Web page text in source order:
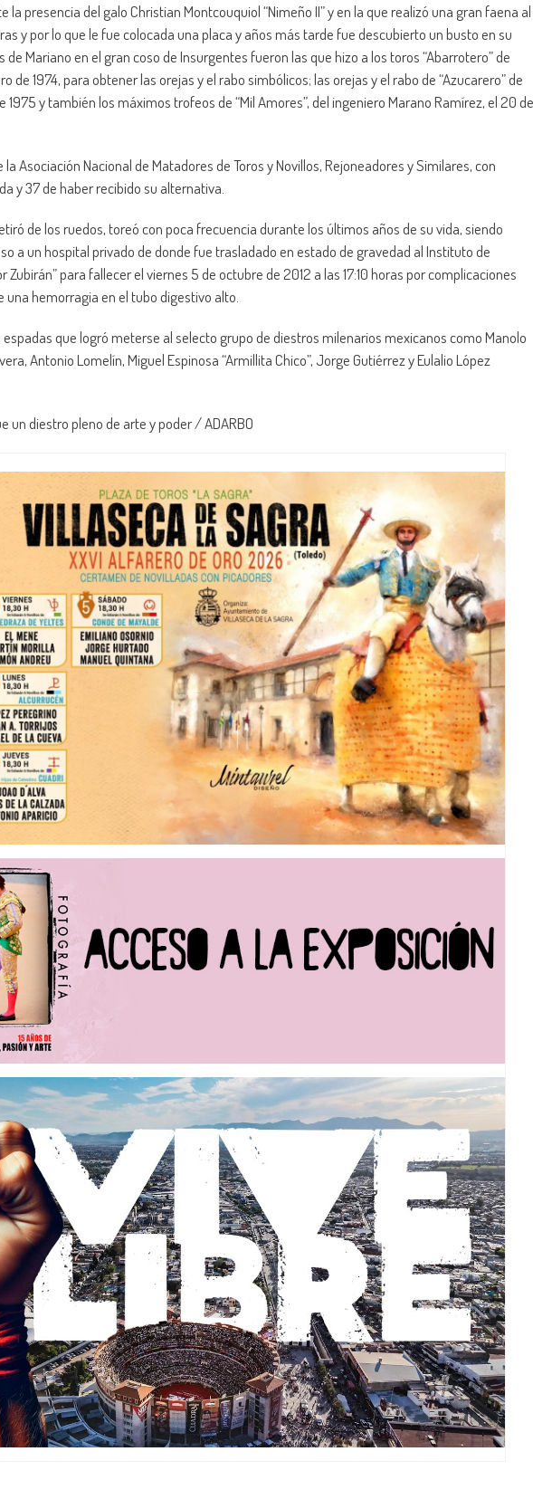
la presencia del galo Christian Montcouquiol “Nimeño II” y en la que realizó una gran faena al
y por lo que le fue colocada una placa y años más tarde fue descubierto un busto en su
Mariano en el gran coso de Insurgentes fueron las que hizo a los toros “Abarrotero” de
de 1974, para obtener las orejas y el rabo simbólicos; las orejas y el rabo de “Azucarero” de
1975 y también los máximos trofeos de “Mil Amores”, del ingeniero Marano Ramírez, el 20 de
Asociación Nacional de Matadores de Toros y Novillos, Rejoneadores y Similares, con
y 37 de haber recibido su alternativa.
de los ruedos, toreó con poca frecuencia durante los últimos años de su vida, siendo
a un hospital privado de donde fue trasladado en estado de gravedad al Instituto de
Zubirán” para fallecer el viernes 5 de octubre de 2012 a las 17:10 horas por complicaciones
hemorragia en el tubo digestivo alto.
que logró meterse al selecto grupo de diestros milenarios mexicanos como Manolo
Antonio Lomelín, Miguel Espinosa “Armillita Chico”, Jorge Gutiérrez y Eulalio López
un diestro pleno de arte y poder / ADARBO